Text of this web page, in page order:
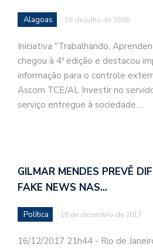
Alagoas 16 de julho de 2026
Iniciativa "Trabalhando,
chegou à 4ª edição e destacou
informação para o controle
Ascom TCE/AL Investir no
serviço entregue à sociedade.…
GILMAR MENDES PREVÊ
FAKE NEWS NAS…
Política 16 de dezembro de 2017
16/12/2017 21h44 - Rio de